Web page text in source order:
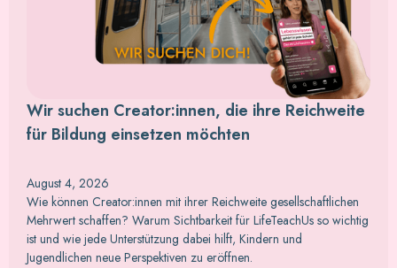
Wir suchen Creator:innen, die ihre Reichweite
für Bildung einsetzen möchten
August 4, 2026
Wie können Creator:innen mit ihrer Reichweite gesellschaftlichen
Mehrwert schaffen? Warum Sichtbarkeit für LifeTeachUs so wichtig
ist und wie jede Unterstützung dabei hilft, Kindern und
Jugendlichen neue Perspektiven zu eröffnen.